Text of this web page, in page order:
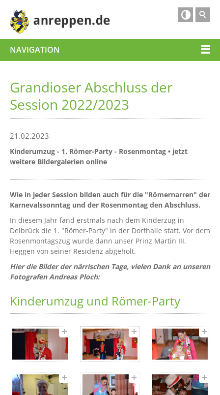

NAVIGATION
Grandioser Abschluss der
Session 2022/2023
21.02.2023
Kinderumzug - 1. Römer-Party - Rosenmontag • jetzt
weitere Bildergalerien online
Wie in jeder Session bilden auch für die "Römernarren" der
Karnevalssonntag und der Rosenmontag den Abschluss.
In diesem Jahr fand erstmals nach dem Kinderzug in
Delbrück die 1. "Römer-Party" in der Dorfhalle statt. Vor dem
Rosenmontagszug wurde dann unser Prinz Martin III.
Heggen von seiner Residenz abgeholt.
Hier die Bilder der närrischen Tage, vielen Dank an unseren
Fotografen Andreas Ploch:
Kinderumzug und Römer-Party